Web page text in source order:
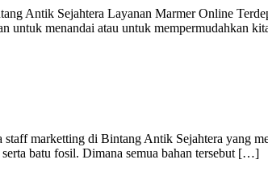
Antik Sejahtera Layanan Marmer Online
untuk menandai atau untuk mempermudahkan
marketting di Bintang Antik Sejahtera yang
batu fosil. Dimana semua bahan tersebut […]